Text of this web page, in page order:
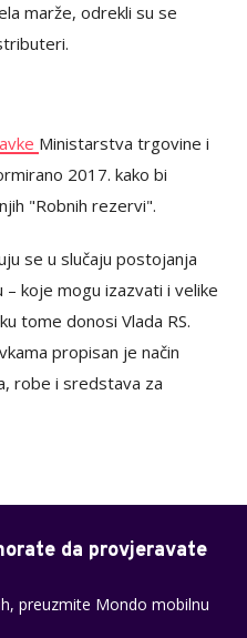
marže, odrekli su se
Ministarstva trgovine i
2017. kako bi
"Robnih rezervi".
se u slučaju postojanja
koje mogu izazvati i velike
tome donosi Vlada RS.
propisan je način
robe i sredstava za
da provjeravate
preuzmite Mondo mobilnu